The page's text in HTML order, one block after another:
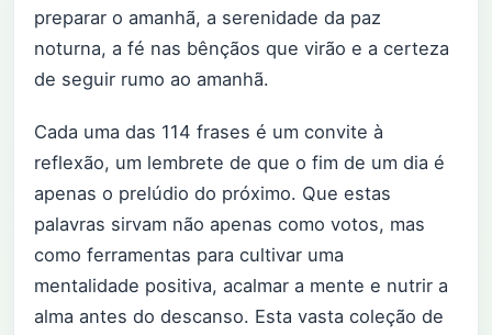
preparar o amanhã, a serenidade da paz
noturna, a fé nas bênçãos que virão e a certeza
de seguir rumo ao amanhã.
Cada uma das 114 frases é um convite à
reflexão, um lembrete de que o fim de um dia é
apenas o prelúdio do próximo. Que estas
palavras sirvam não apenas como votos, mas
como ferramentas para cultivar uma
mentalidade positiva, acalmar a mente e nutrir a
alma antes do descanso. Esta vasta coleção de